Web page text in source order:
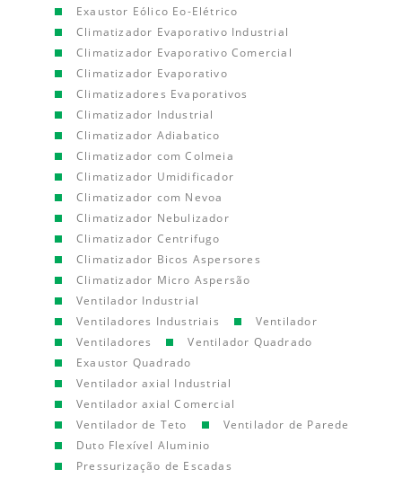
Exaustor Eólico Eo-Elétrico
Climatizador Evaporativo Industrial
Climatizador Evaporativo Comercial
Climatizador Evaporativo
Climatizadores Evaporativos
Climatizador Industrial
Climatizador Adiabatico
Climatizador com Colmeia
Climatizador Umidificador
Climatizador com Nevoa
Climatizador Nebulizador
Climatizador Centrifugo
Climatizador Bicos Aspersores
Climatizador Micro Aspersão
Ventilador Industrial
Ventiladores Industriais
Ventilador
Ventiladores
Ventilador Quadrado
Exaustor Quadrado
Ventilador axial Industrial
Ventilador axial Comercial
Ventilador de Teto
Ventilador de Parede
Duto Flexível Aluminio
Pressurização de Escadas